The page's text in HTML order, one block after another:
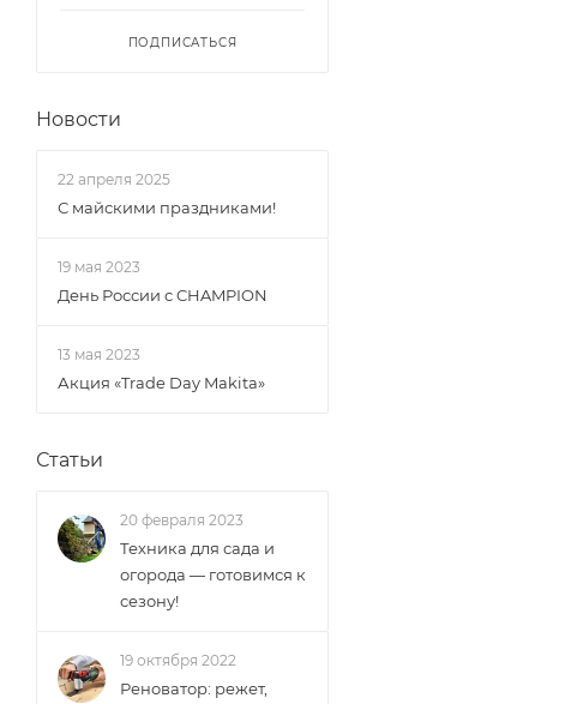
ПОДПИСАТЬСЯ
Новости
22 апреля 2025
С майскими праздниками!
19 мая 2023
День России с CHAMPION
13 мая 2023
Акция «Trade Day Makita»
Статьи
20 февраля 2023
Техника для сада и
огорода — готовимся к
сезону!
19 октября 2022
Реноватор: режет,